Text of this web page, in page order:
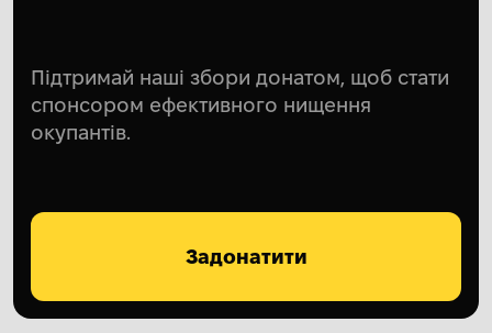
Підтримай наші збори донатом, щоб стати
спонсором ефективного нищення
окупантів.
Задонатити